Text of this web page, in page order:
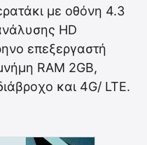
με οθόνη 4.3
HD
επεξεργαστή
RAM 2GB,
και 4G/ LTE.